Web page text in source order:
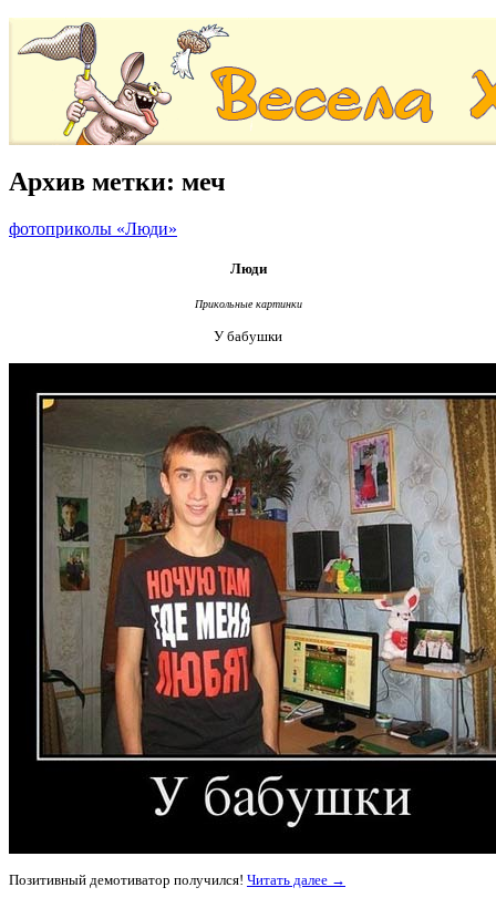
Архив метки: меч
фотоприколы «Люди»
Люди
Прикольные картинки
У бабушки
Позитивный демотиватор получился! Читать далее →